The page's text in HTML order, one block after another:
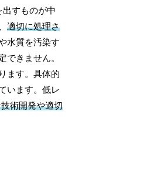
すものが中
適切に処理さ
水質を汚染す
できません。
ます。具体的
います。低レ
術開発や適切